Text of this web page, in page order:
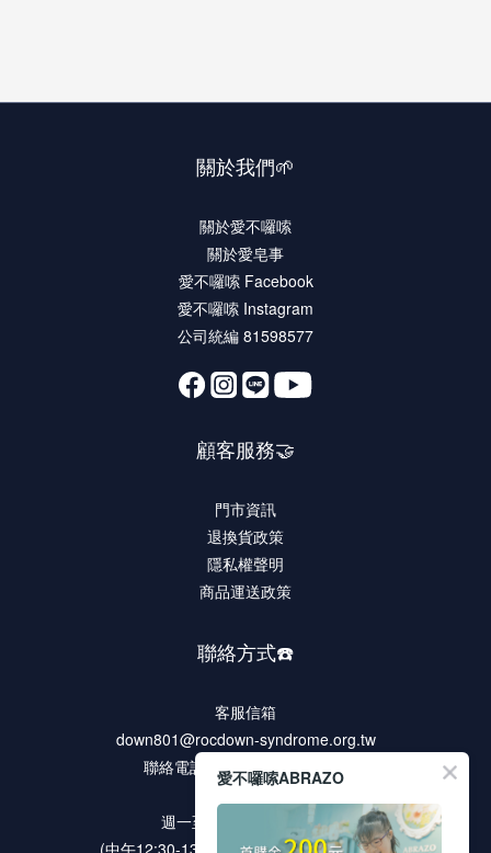
關於我們🌱
關於愛不囉嗦
關於愛皂事
愛不囉嗦 Facebook
愛不囉嗦 Instagram
公司統編 81598577
顧客服務🤝
門市資訊
退換貨政策
隱私權聲明
商品運送政策
聯絡方式☎️
客服信箱
down801@rocdown-syndrome.org.tw
聯絡電話 02-2278-9321 #135
客服時段
週一至週五 9:00 ~18:00
(中午12:30-13:30 / 例假日及國定假日休息)
愛不囉嗦ABRAZO